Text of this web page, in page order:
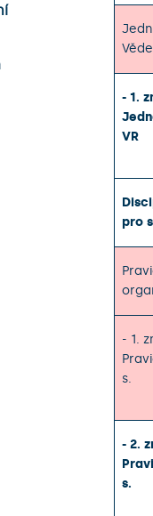
- 1.
VR
pro
- 1.
s.
- 2.
s.